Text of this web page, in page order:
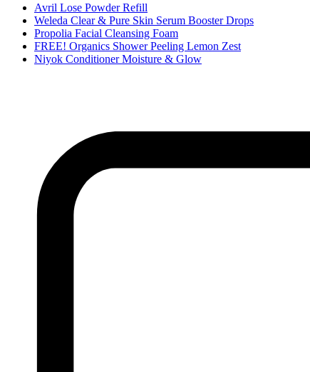
Avril Lose Powder Refill
Weleda Clear & Pure Skin Serum Booster Drops
Propolia Facial Cleansing Foam
FREE! Organics Shower Peeling Lemon Zest
Niyok Conditioner Moisture & Glow